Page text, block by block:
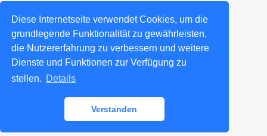
Diese Internetseite verwendet Cookies, um die
grundlegende Funktionalität zu gewährleisten,
die Nutzererfahrung zu verbessern und weitere
Dienste und Funktionen zur Verfügung zu
stellen. Details
Verstanden